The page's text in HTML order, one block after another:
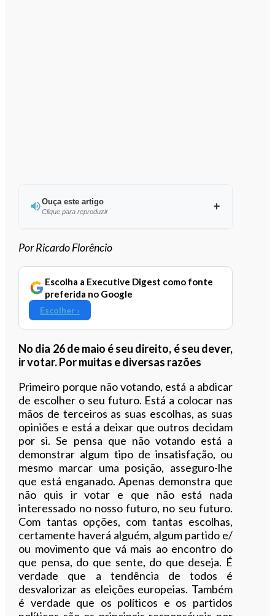
Ouça este artigo
Clique para reproduzir
Ouvir este artigo
Por Ricardo Florêncio
Escolha a Executive Digest como fonte
preferida no Google
Escolher ›
No dia 26 de maio é seu direito, é seu dever,
ir votar. Por muitas e diversas razões
Primeiro porque não votando, está a abdicar
de escolher o seu futuro. Está a colocar nas
mãos de terceiros as suas escolhas, as suas
opiniões e está a deixar que outros decidam
por si. Se pensa que não votando está a
demonstrar algum tipo de insatisfação, ou
mesmo marcar uma posição, asseguro-lhe
que está enganado. Apenas demonstra que
não quis ir votar e que não está nada
interessado no nosso futuro, no seu futuro.
Com tantas opções, com tantas escolhas,
certamente haverá alguém, algum partido e/
ou movimento que vá mais ao encontro do
que pensa, do que sente, do que deseja. É
verdade que a tendência de todos é
desvalorizar as eleições europeias. Também
é verdade que os políticos e os partidos